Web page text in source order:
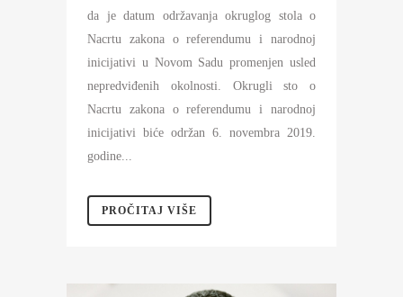
da je datum održavanja okruglog stola o
Nacrtu zakona o referendumu i narodnoj
inicijativi u Novom Sadu promenjen usled
nepredviđenih okolnosti. Okrugli sto o
Nacrtu zakona o referendumu i narodnoj
inicijativi biće održan 6. novembra 2019.
godine...
PROČITAJ VIŠE